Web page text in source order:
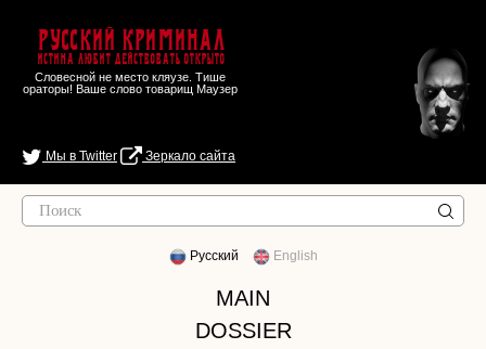
Русский Криминал
Истина любит действовать открыто
Словесной не место кляузе. Тише
ораторы! Ваше слово товарищ Маузер
Мы в Twitter Зеркало сайта
Русский English
MAIN
DOSSIER